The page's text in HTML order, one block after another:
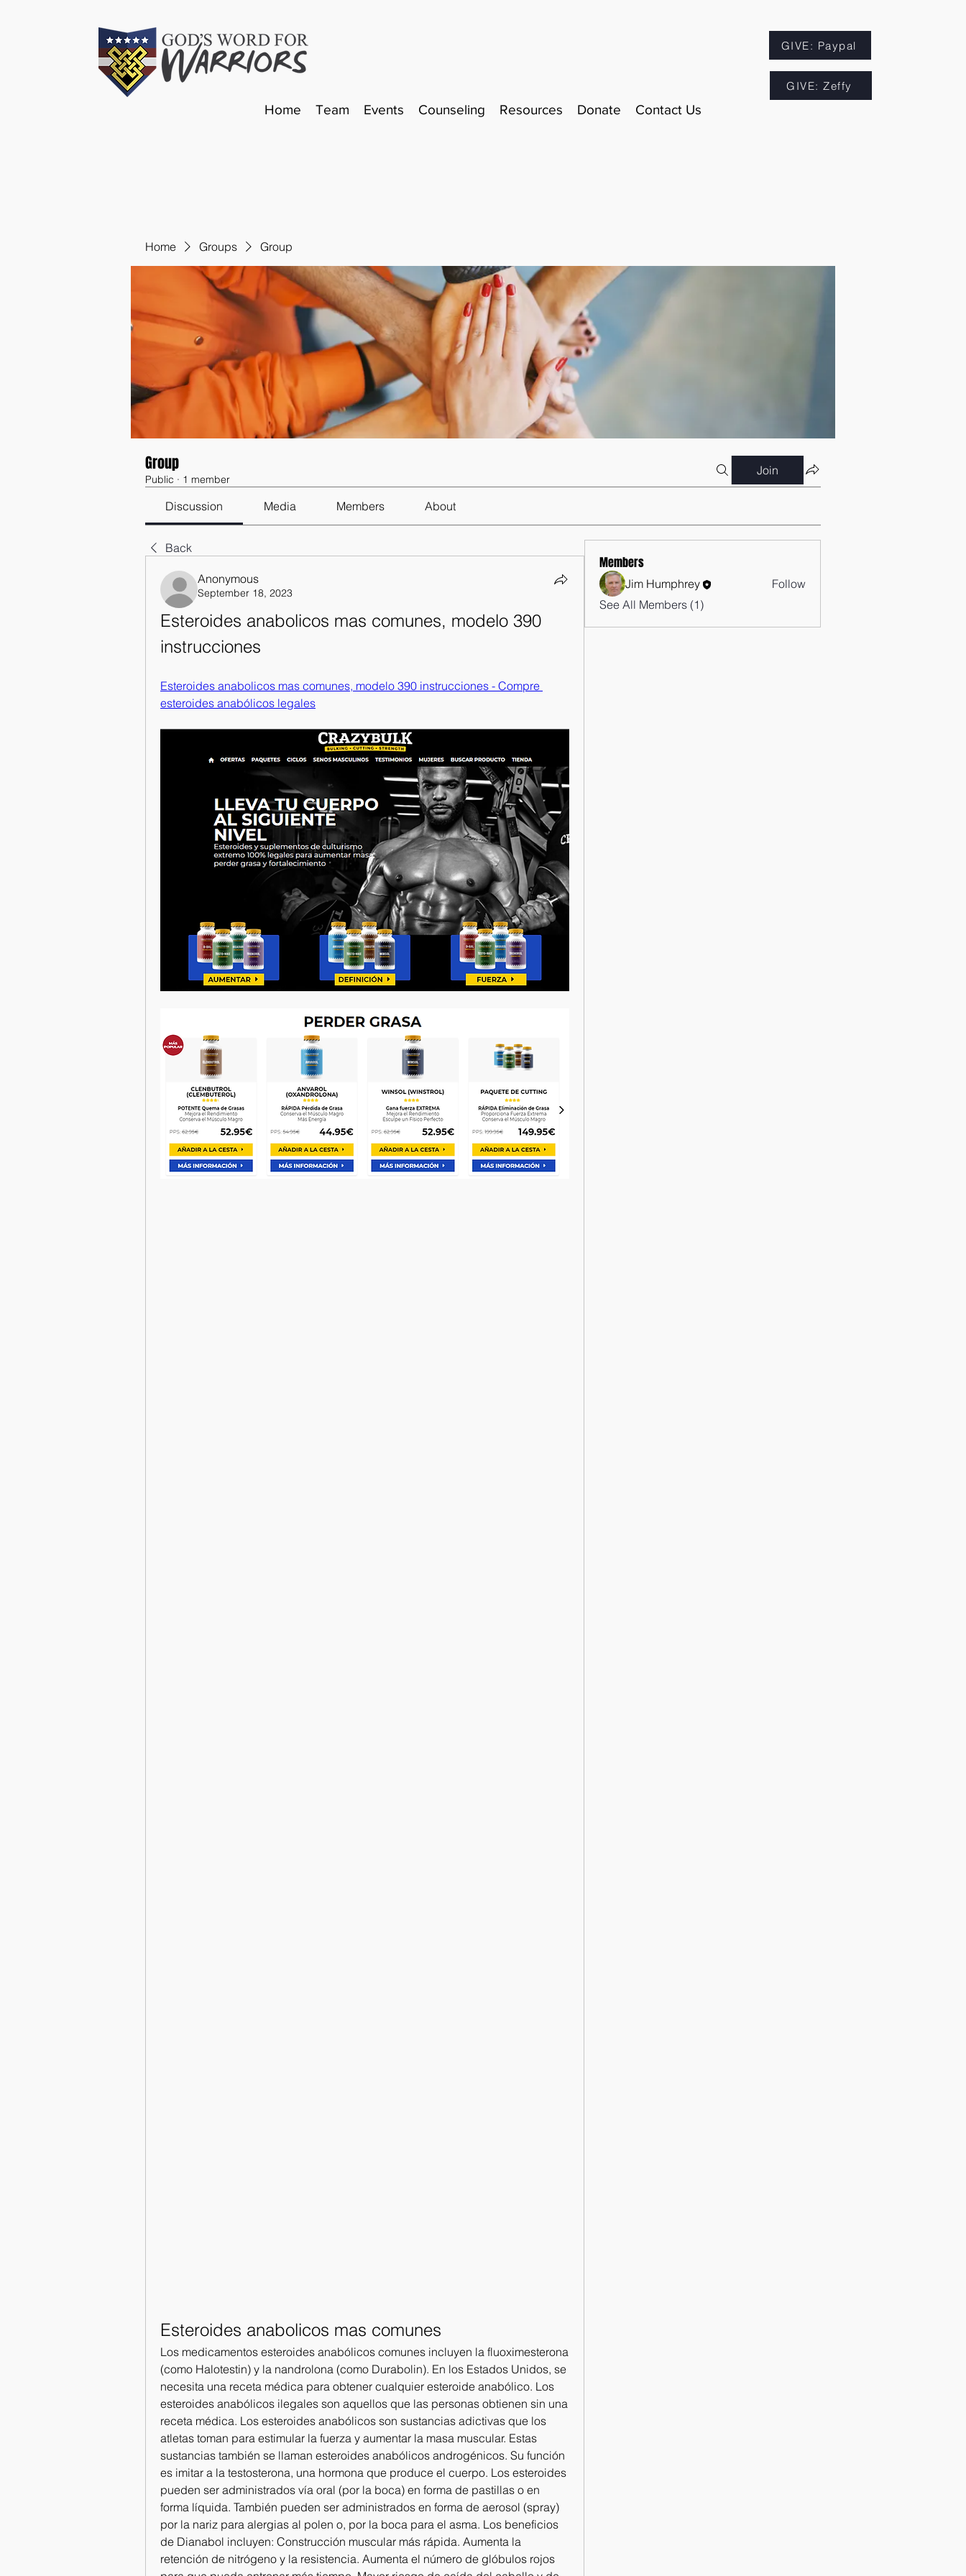
GIVE: Paypal
GIVE: Zeffy
Home Team Events Counseling Resources Donate Contact Us
Home Groups Group
Group
Public · 1 member
Join
Discussion Media Members About
Back
Anonymous
September 18, 2023
Esteroides anabolicos mas comunes, modelo 390
instrucciones
Esteroides anabolicos mas comunes, modelo 390 instrucciones - Compre
esteroides anabólicos legales
Esteroides anabolicos mas comunes
Los medicamentos esteroides anabólicos comunes incluyen la fluoximesterona
(como Halotestin) y la nandrolona (como Durabolin). En los Estados Unidos, se
necesita una receta médica para obtener cualquier esteroide anabólico. Los
esteroides anabólicos ilegales son aquellos que las personas obtienen sin una
receta médica. Los esteroides anabólicos son sustancias adictivas que los
atletas toman para estimular la fuerza y aumentar la masa muscular. Estas
sustancias también se llaman esteroides anabólicos androgénicos. Su función
es imitar a la testosterona, una hormona que produce el cuerpo. Los esteroides
pueden ser administrados vía oral (por la boca) en forma de pastillas o en
forma líquida. También pueden ser administrados en forma de aerosol (spray)
por la nariz para alergias al polen o, por la boca para el asma. Los beneficios
de Dianabol incluyen: Construcción muscular más rápida. Aumenta la
retención de nitrógeno y la resistencia. Aumenta el número de glóbulos rojos
Members
Jim Humphrey
Follow
See All Members (1)